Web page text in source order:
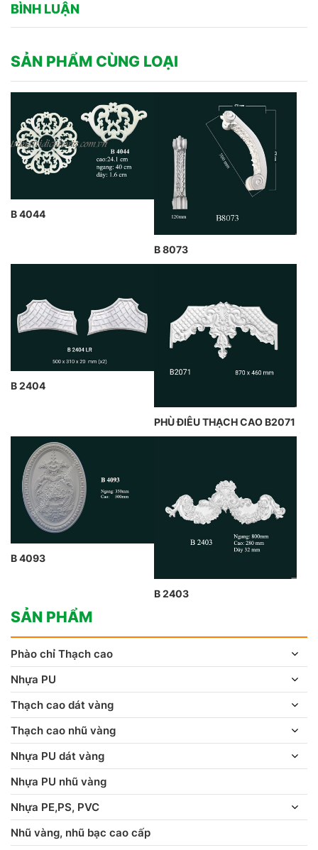
BÌNH LUẬN
SẢN PHẨM CÙNG LOẠI
B 4044
B 8073
B 2404
PHÙ ĐIÊU THẠCH CAO B2071
B 4093
B 2403
SẢN PHẨM
Phào chỉ Thạch cao
Nhựa PU
Thạch cao dát vàng
Thạch cao nhũ vàng
Nhựa PU dát vàng
Nhựa PU nhũ vàng
Nhựa PE,PS, PVC
Nhũ vàng, nhũ bạc cao cấp